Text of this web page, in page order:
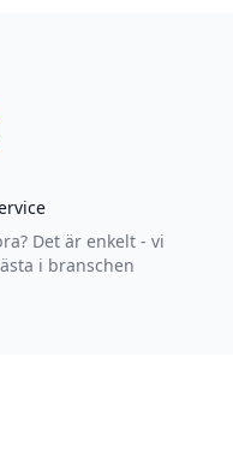
Det är enkelt - vi
i branschen